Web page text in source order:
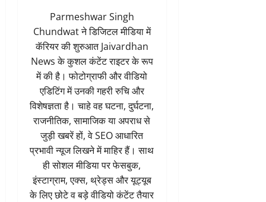
Parmeshwar Singh
Chundwat ने डिजिटल मीडिया में
कॅरियर की शुरुआत Jaivardhan
News के कुशल कंटेंट राइटर के रूप
में की है। फोटोग्राफी और वीडियो
एडिटिंग में उनकी गहरी रुचि और
विशेषज्ञता है। चाहे वह घटना, दुर्घटना,
राजनीतिक, सामाजिक या अपराध से
जुड़ी खबरें हों, वे SEO आधारित
प्रभावी न्यूज लिखने में माहिर हैं। साथ
ही सोशल मीडिया पर फेसबुक,
इंस्टाग्राम, एक्स, थ्रेड्स और यूट्यूब
के लिए छोटे व बड़े वीडियो कंटेंट तैयार